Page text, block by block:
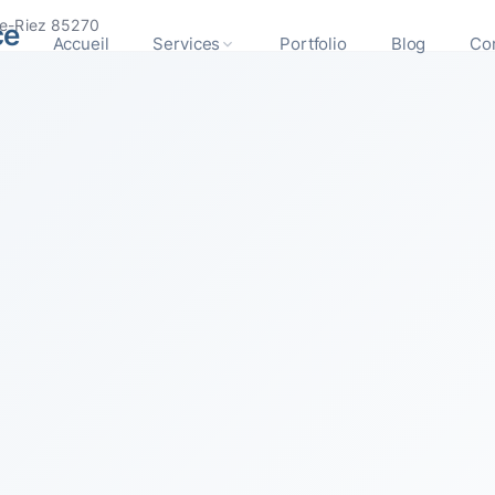
Accueil Services Portfolio Blog
Riez 85270